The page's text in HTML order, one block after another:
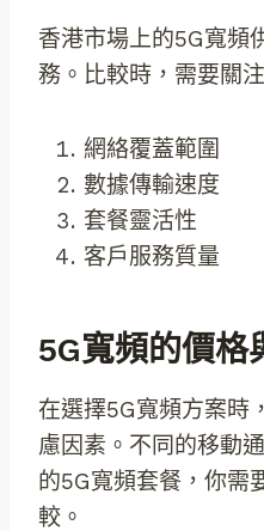
香港市場上的5G寬頻
務。比較時，需要關
網絡覆蓋範圍
數據傳輸速度
套餐靈活性
客戶服務質量
5G寬頻的價格
在選擇5G寬頻方案時
慮因素。不同的移動
的5G寬頻套餐，你需
較。